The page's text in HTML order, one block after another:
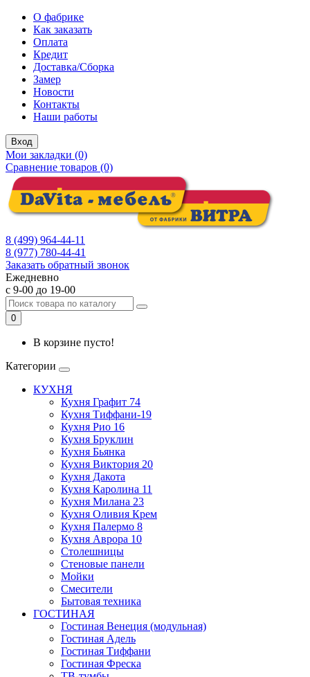
О фабрике
Как заказать
Оплата
Кредит
Доставка/Сборка
Замер
Новости
Контакты
Наши работы
Вход
Мои закладки (0)
Сравнение товаров (0)
8 (499) 964-44-11
8 (977) 780-44-41
Заказать обратный звонок
Ежедневно
с 9-00 до 19-00
0
В корзине пусто!
Категории
КУХНЯ
Кухня Графит 74
Кухня Тиффани-19
Кухня Рио 16
Кухня Бруклин
Кухня Бьянка
Кухня Виктория 20
Кухня Дакота
Кухня Каролина 11
Кухня Милана 23
Кухня Оливия Крем
Кухня Палермо 8
Кухня Аврора 10
Столешницы
Стеновые панели
Мойки
Смесители
Бытовая техника
ГОСТИНАЯ
Гостиная Венеция (модульная)
Гостиная Адель
Гостиная Тиффани
Гостиная Фреска